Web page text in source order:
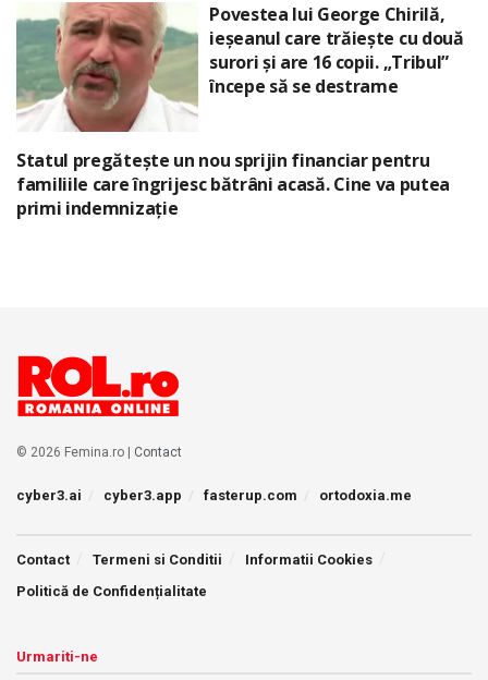
Povestea lui George Chirilă,
ieșeanul care trăiește cu două
surori și are 16 copii. „Tribul”
începe să se destrame
Statul pregătește un nou sprijin financiar pentru
familiile care îngrijesc bătrâni acasă. Cine va putea
primi indemnizație
© 2026 Femina.ro | Contact
cyber3.ai cyber3.app fasterup.com ortodoxia.me
Contact Termeni si Conditii
Informatii Cookies
Politică de Confidențialitate
Urmariti-ne